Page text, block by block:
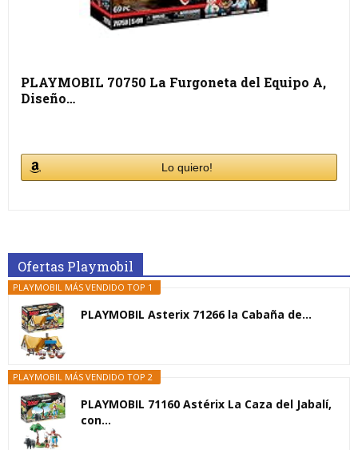
PLAYMOBIL 70750 La Furgoneta del Equipo A,
Diseño…
Lo quiero!
Ofertas Playmobil
PLAYMOBIL MÁS VENDIDO TOP 1
PLAYMOBIL Asterix 71266 la Cabaña de...
PLAYMOBIL MÁS VENDIDO TOP 2
PLAYMOBIL 71160 Astérix La Caza del Jabalí,
con...